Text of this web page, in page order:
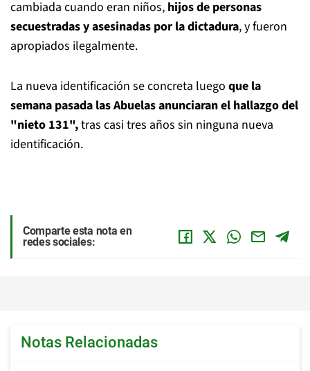
cambiada cuando eran niños, hijos de personas
secuestradas y asesinadas por la dictadura, y fueron
apropiados ilegalmente.
La nueva identificación se concreta luego que la
semana pasada las Abuelas anunciaran el hallazgo del
"nieto 131",tras casi tres años sin ninguna nueva
identificación.
Comparte esta nota en
redes sociales:
Notas Relacionadas